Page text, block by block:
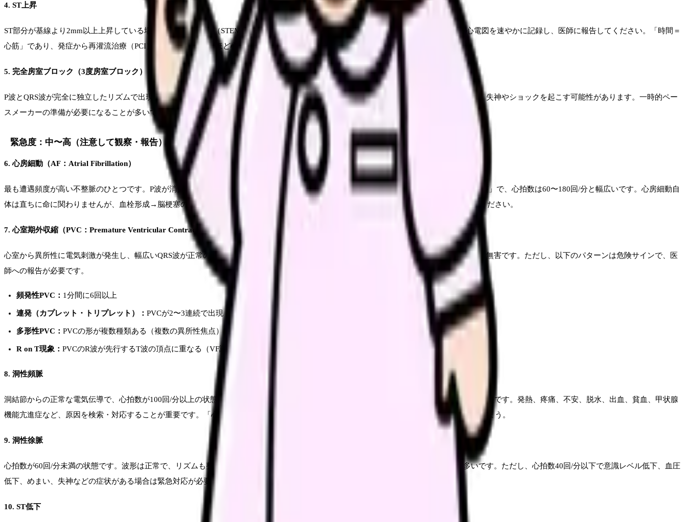
4. ST上昇
ST部分が基線より2mm以上上昇している場合、急性心筋梗塞（STEMI）の可能性が高いです。胸痛を伴う場合はほぼ確実です。12誘導心電図を速やかに記録し、医師に報告してください。「時間＝
心筋」であり、発症から再灌流治療（PCI）までの時間が短いほど心筋の救済範囲が広がります。
5. 完全房室ブロック（3度房室ブロック）
P波とQRS波が完全に独立したリズムで出現し、心房と心室の電気的つながりが途絶した状態です。心拍数が著しく低下（30〜40回/分）し、失神やショックを起こす可能性があります。一時的ペー
スメーカーの準備が必要になることが多いです。
緊急度：中〜高（注意して観察・報告）
6. 心房細動（AF：Atrial Fibrillation）
最も遭遇頻度が高い不整脈のひとつです。P波が消失し、基線が細かく揺れ（f波）、RR間隔が完全に不規則になります。脈拍は「完全に不整」で、心拍数は60〜180回/分と幅広いです。心房細動自
体は直ちに命に関わりませんが、血栓形成→脳梗塞のリスクがあるため、抗凝固療法の確認が重要です。新規発症の場合は医師に報告してください。
7. 心室期外収縮（PVC：Premature Ventricular Contraction）
心室から異所性に電気刺激が発生し、幅広いQRS波が正常のリズムに割り込むように出現します。散発的なPVCは健常者にも見られ、通常は無害です。ただし、以下のパターンは危険サインで、医
師への報告が必要です。
頻発性PVC： 1分間に6回以上
連発（カプレット・トリプレット）： PVCが2〜3連続で出現
多形性PVC： PVCの形が複数種類ある（複数の異所性焦点）
R on T現象： PVCのR波が先行するT波の頂点に重なる（VF誘発リスク）
8. 洞性頻脈
洞結節からの正常な電気伝導で、心拍数が100回/分以上の状態です。波形自体は正常（P波→QRS→T波の順序が保たれている）で、リズムも整です。発熱、疼痛、不安、脱水、出血、貧血、甲状腺
機能亢進症など、原因を検索・対応することが重要です。「心拍数が高いこと」そのものよりも、「なぜ頻脈になっているのか」を考えましょう。
9. 洞性徐脈
心拍数が60回/分未満の状態です。波形は正常で、リズムも整です。アスリートやβ遮断薬服用中の患者では生理的な範囲であることも多いです。ただし、心拍数40回/分以下で意識レベル低下、血圧
低下、めまい、失神などの症状がある場合は緊急対応が必要です。
10. ST低下